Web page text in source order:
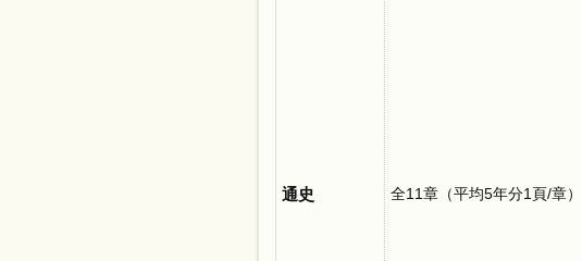
通史 全11章（平均5年分1頁/章）